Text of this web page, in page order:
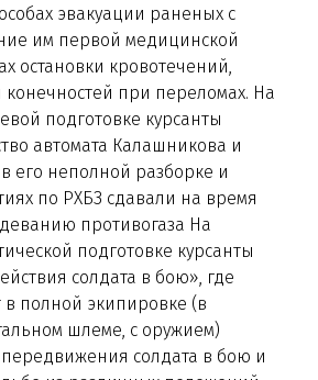
эвакуации раненых с
им первой медицинской
остановки кровотечений,
при переломах. На
подготовке курсанты
автомата Калашникова и
его неполной разборке и
по РХБЗ сдавали на время
противогаза На
подготовке курсанты
солдата в бою», где
в полной экипировке (в
шлеме, с оружием)
передвижения солдата в бою и